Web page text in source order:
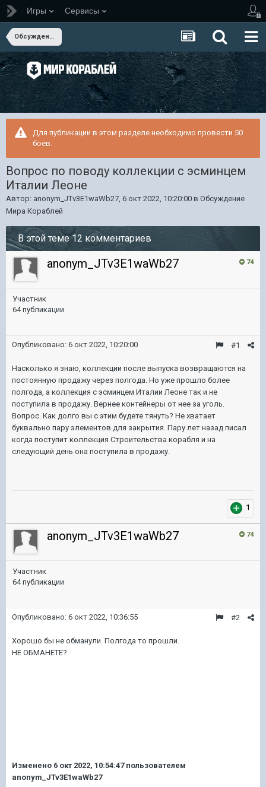
Игры Сервисы
Обсуждение Мира Кораблей
Для публикации в этом разделе необходимо провести 50
боёв.
Вопрос по поводу коллекции с эсминцем
Италии Леоне
Автор: anonym_JTv3E1waWb27, 6 окт 2022, 10:20:00 в Обсуждение
Мира Кораблей
В этой теме 12 комментариев
74
anonym_JTv3E1waWb27
Участник
64 публикации
#1
Опубликовано: 6 окт 2022, 10:20:00
Насколько я знаю, коллекции после выпуска возвращаются на
постоянную продажу через полгода. Но уже прошло более
полгода, а коллекция с эсминцем Италии Леоне так и не
поступила в продажу. Вернее контейнеры от нее за уголь.
Вопрос. Как долго вы с этим будете тянуть? Не хватает
буквально пару элементов для закрытия. Пару лет назад писал
когда поступит коллекция Строительства корабля и на
следующий день она поступила в продажу.
1
74
anonym_JTv3E1waWb27
Участник
64 публикации
#2
Опубликовано: 6 окт 2022, 10:36:55
Хорошо бы не обманули. Полгода то прошли.
НЕ ОБМАНЕТЕ?
Изменено 6 окт 2022, 10:54:47пользователем
anonym_JTv3E1waWb27